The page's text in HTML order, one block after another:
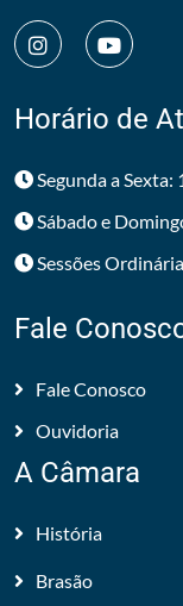
Horário de
Segunda a
Sábado e
Sessões
Fale
Fale Conosco
Ouvidoria
A Câmara
História
Brasão